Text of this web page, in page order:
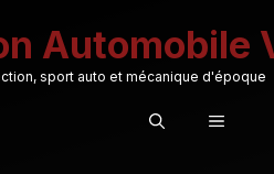
Automobile
sport auto et mécanique d'époque
MENU